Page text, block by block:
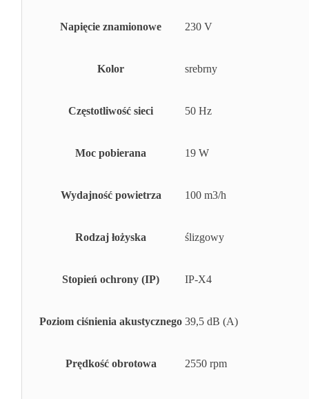
Napięcie znamionowe 230 V
Kolor srebrny
Częstotliwość sieci 50 Hz
Moc pobierana 19 W
Wydajność powietrza 100 m3/h
Rodzaj łożyska ślizgowy
Stopień ochrony (IP) IP-X4
Poziom ciśnienia akustycznego 39,5 dB (A)
Prędkość obrotowa 2550 rpm